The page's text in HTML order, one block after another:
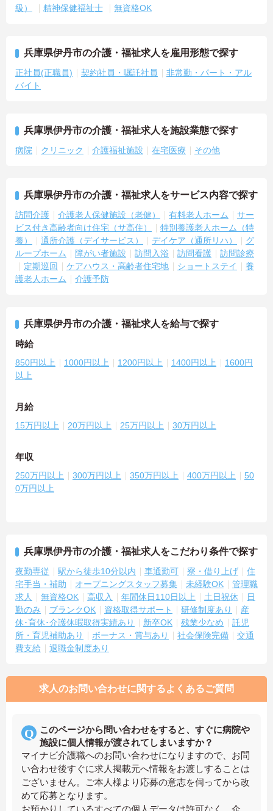
級）
精神保健福祉士 無資格OK
兵庫県伊丹市の介護・福祉求人を雇用形態で探す
正社員(正職員) 契約社員・嘱託社員
非常勤・パート・アル
バイト
兵庫県伊丹市の介護・福祉求人を施設業態で探す
病院 クリニック 介護福祉施設 在宅医療 その他
兵庫県伊丹市の介護・福祉求人をサービス内容で探す
訪問介護 介護老人保健施設（老健） 有料老人ホーム
サー
ビス付き高齢者向け住宅（サ高住）
特別養護老人ホーム（特
養）
通所介護（デイサービス） デイケア（通所リハ）
グ
ループホーム
障がい者施設 訪問入浴 訪問看護
訪問診療
定期巡回
ケアハウス・高齢者住宅地 ショートステイ
養
護老人ホーム
介護予防
兵庫県伊丹市の介護・福祉求人を給与で探す
時給
850円以上 1000円以上 1200円以上 1400円以上
1600円
以上
月給
15万円以上 20万円以上 25万円以上 30万円以上
年収
250万円以上 300万円以上 350万円以上 400万円以上
50
0万円以上
兵庫県伊丹市の介護・福祉求人をこだわり条件で探す
夜勤専従 駅から徒歩10分以内 車通勤可 寮・借り上げ
住
宅手当・補助
オープニングスタッフ募集 未経験OK
管理職
求人
無資格OK 高収入 年間休日110日以上 土日祝休
日
勤のみ
ブランクOK 資格取得サポート 研修制度あり
産
休･育休･介護休暇取得実績あり
新卒OK 残業少なめ
託児
所・育児補助あり
ボーナス・賞与あり 社会保険完備
交通
費支給
退職金制度あり
求人のお問い合わせに関するよくあるご質問
このページから問い合わせをすると、すぐに病院や
施設に個人情報が渡されてしまいますか？
マイナビ介護職へのお問い合わせになりますので、お問
い合わせ後すぐに求人掲載元へ情報をお渡しすることは
ございません。ご本人様より応募の意志を伺ってから改
めて応募となります。
お預かりしているすべての個人データは許可なく、企